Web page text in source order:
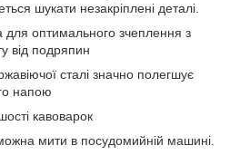
шукати незакріплені деталі.
для оптимального зчеплення з
від подряпин
сталі значно полегшує
напою
кавоварок
мити в посудомийній машині.